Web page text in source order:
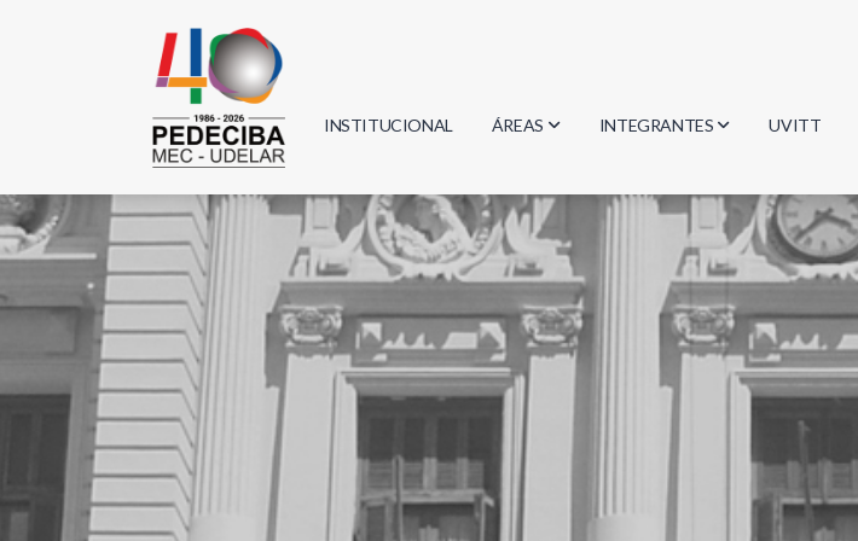
INSTITUCIONAL ÁREAS
Biología
Física
Geociencias
Informática
Matemática
Química
INTEGRANTES
Investigadores
Estudiantes
Egresados
UVITT